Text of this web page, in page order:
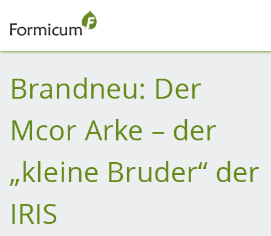
Brandneu: Der
Mcor Arke – der
„kleine Bruder“ der
IRIS